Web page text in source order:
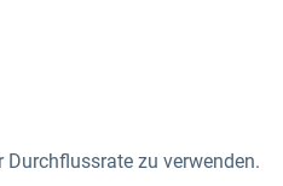
zu verwenden.